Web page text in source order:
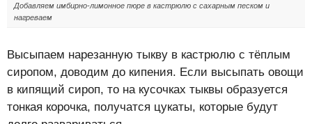
Добавляем имбирно-лимонное пюре в кастрюлю с сахарным песком и
нагреваем
Высыпаем нарезанную тыкву в кастрюлю с тёплым
сиропом, доводим до кипения. Если высыпать овощи
в кипящий сироп, то на кусочках тыквы образуется
тонкая корочка, получатся цукаты, которые будут